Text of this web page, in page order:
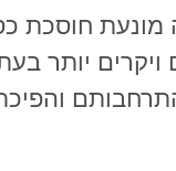
מונעת חוסכת
ויקרים יותר